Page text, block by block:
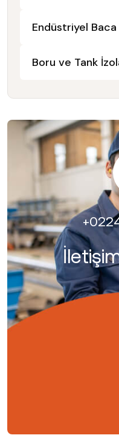
Endüstriyel
Boru ve Tank